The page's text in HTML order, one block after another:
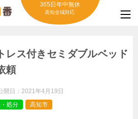
365日年中無休
高知全域対応
レス付きセミダブルベッド
頼
開日： 2021年4月19日
処分 高知市